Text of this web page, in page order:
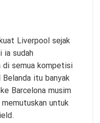
Liverpool sejak
ia sudah
di semua kompetisi
itu banyak
Barcelona musim
untuk